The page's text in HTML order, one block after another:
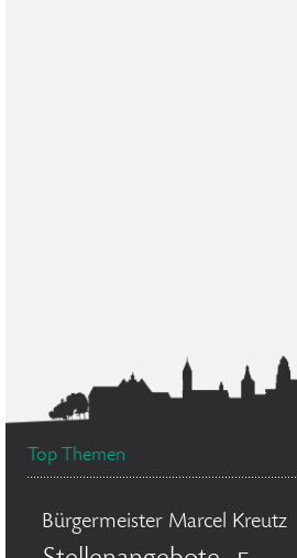
Top Themen
Bürgermeister Marcel Kreutz